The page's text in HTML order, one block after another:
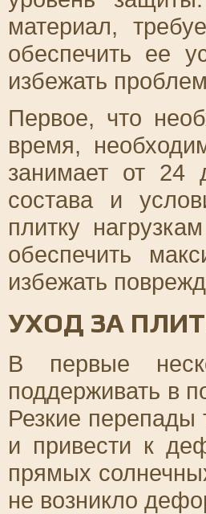
материал,
обеспечить ее
избежать
Первое, что
время,
занимает от 24
состава и
плитку
обеспечить
избежать
УХОД ЗА
В первые
поддерживать в
Резкие перепады
и привести к
прямых
не возникло